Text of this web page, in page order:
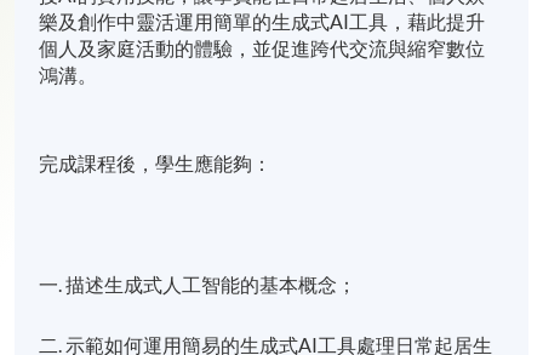
樂及創作中靈活運用簡單的生成式AI工具，藉此提升
個人及家庭活動的體驗，並促進跨代交流與縮窄數位
鴻溝。
完成課程後，學生應能夠：
一. 描述生成式人工智能的基本概念；
二. 示範如何運用簡易的生成式AI工具處理日常起居生